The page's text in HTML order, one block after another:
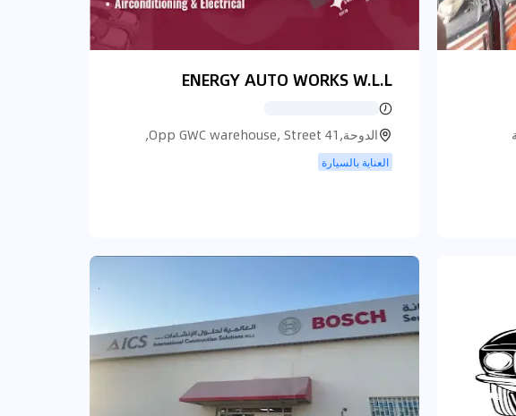
ENERGY AUTO WORKS W.L.L
الدوحة,Opp GWC warehouse, Street 41,
الدوحة
العناية بالسيارة